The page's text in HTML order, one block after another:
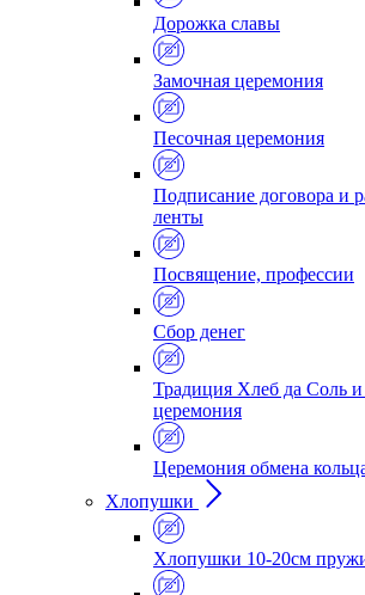
Дорожка славы
Замочная церемония
Песочная церемония
Подписание договора и
ленты
Посвящение, профессии
Сбор денег
Традиция Хлеб да Соль и
церемония
Церемония обмена
Хлопушки
Хлопушки 10-20см